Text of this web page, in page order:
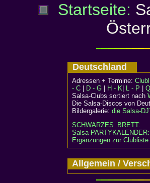
Startseite:
Deutschland
Adressen + Termine:
- C
D - G H - K L - P
Salsa-Clubs sortiert nach
Die Salsa-Discos von
Bildergalerie: die Salsa-
SCHWARZES BRETT:
Salsa-
Ergänzungen zur Clubliste
Allgemein /